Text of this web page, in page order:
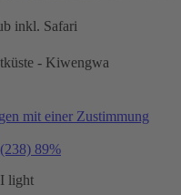
inkl. Safari
- Kiwengwa
mit einer Zustimmung
(238) 89%
light